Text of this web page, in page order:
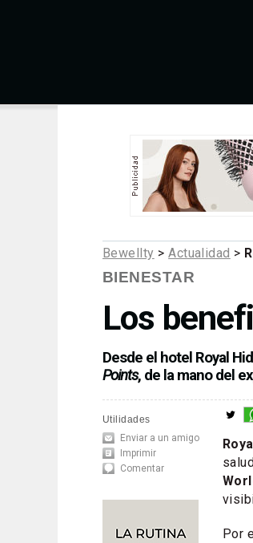
Bewellty >Actualidad >
BIENESTAR
Los
Desde el hotel Royal
Points, de la mano del
Utilidades
Enviar a un amigo
Imprimir
Comentar
Por